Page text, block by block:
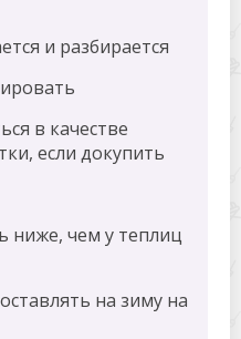
и разбирается
в качестве
если докупить
ниже, чем у теплиц
на зиму на